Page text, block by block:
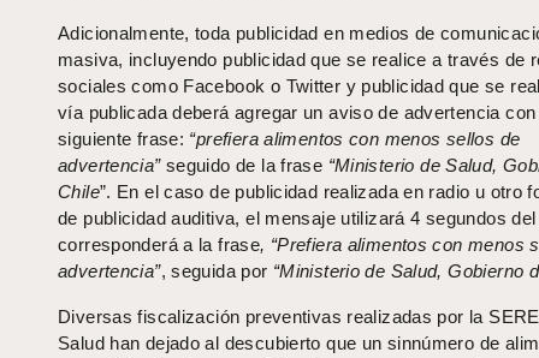
Adicionalmente, toda publicidad en medios de
masiva, incluyendo publicidad que se realice a través de
sociales como Facebook o Twitter y publicidad que se
vía publicada deberá agregar un aviso de advertencia con
siguiente frase: “prefiera alimentos con menos sellos de
advertencia” seguido de la frase “Ministerio de Salud,
Chile”. En el caso de publicidad realizada en radio u otro
de publicidad auditiva, el mensaje utilizará 4 segundos
corresponderá a la frase, “Prefiera alimentos con menos
advertencia”, seguida por “Ministerio de Salud, Gobierno
Diversas fiscalización preventivas realizadas por la
Salud han dejado al descubierto que un sinnúmero de